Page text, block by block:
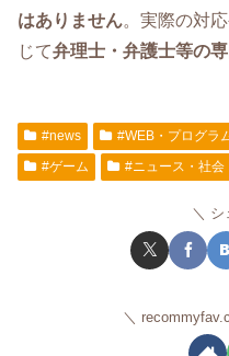
はありません。実際の対
じて弁理士・弁護士等の
#news #WEB・プログラ
#ゲーム
#ニュース・社会
シ